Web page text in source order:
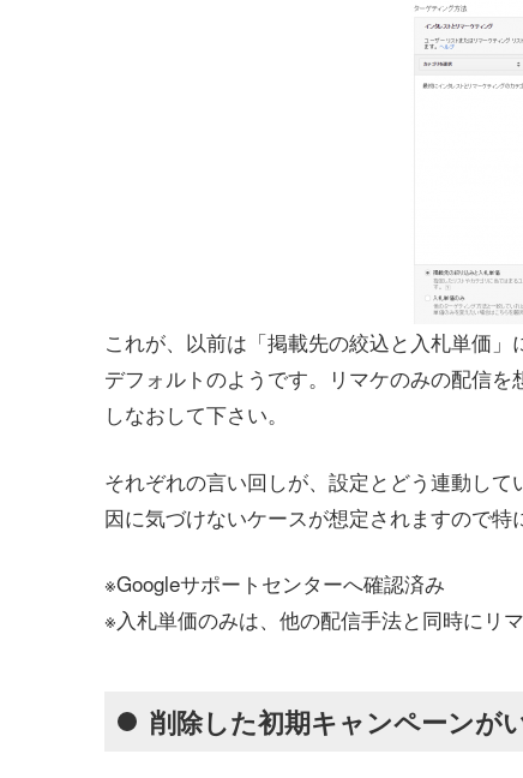
これが、以前は「掲載先の絞込と入札単価
デフォルトのようです。 リマケのみの配信
しなおして下さい。
それぞれの言い回しが、設定とどう連動し
因に気づけないケースが想定されますので特
※Googleサポートセンターへ確認済み
※入札単価のみは、他の配信手法と同時にリ
削除した初期キャンペーンが